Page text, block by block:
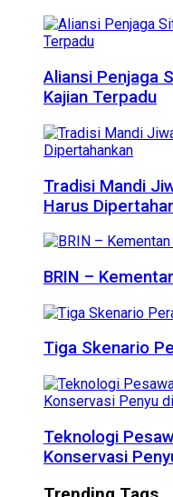
Aliansi Penjaga
Kajian Terpadu
Tradisi Mandi
Harus
BRIN –
Tiga Skenario
Teknologi
Konservasi